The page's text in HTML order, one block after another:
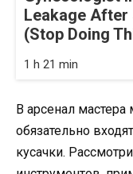
Leakage After
(Stop Doing
1 h 21 min
В арсенал
обязательно
кусачки.